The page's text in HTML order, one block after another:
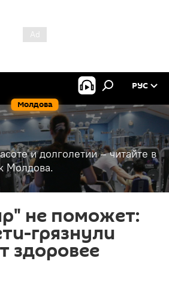
Молдова
РУС
и долголетии – читайте в
Молдова.
не поможет:
грязнули
здоровее